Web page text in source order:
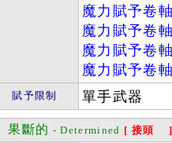
魔力賦予卷
魔力賦予卷
魔力賦予卷
魔力賦予卷
賦予限制 單手武器
果斷的 - Determined [ 接頭